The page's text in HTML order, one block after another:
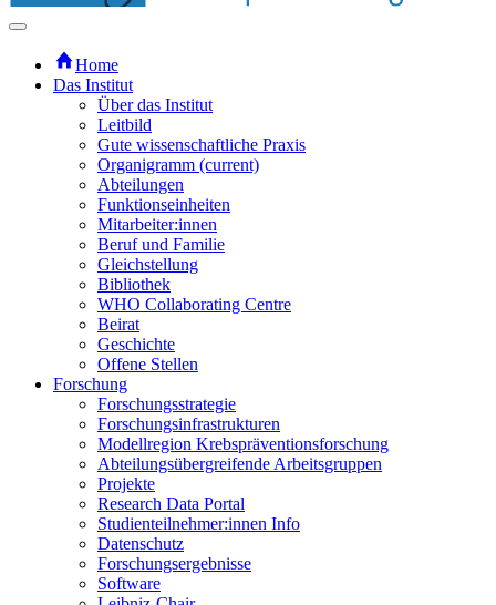
Home
Das Institut
Über das Institut
Leitbild
Gute wissenschaftliche Praxis
Organigramm (current)
Abteilungen
Funktionseinheiten
Mitarbeiter:innen
Beruf und Familie
Gleichstellung
Bibliothek
WHO Collaborating Centre
Beirat
Geschichte
Offene Stellen
Forschung
Forschungsstrategie
Forschungsinfrastrukturen
Modellregion Krebspräventionsforschung
Abteilungsübergreifende Arbeitsgruppen
Projekte
Research Data Portal
Studienteilnehmer:innen Info
Datenschutz
Forschungsergebnisse
Software